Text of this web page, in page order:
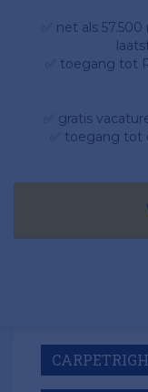
✅ net als
✅ toegang tot
✅ gratis
✅ toegang